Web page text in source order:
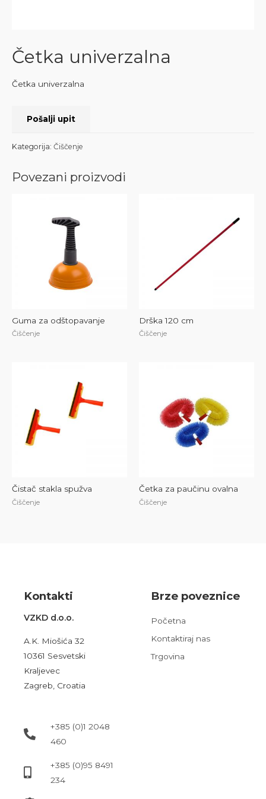
Četka univerzalna
Četka univerzalna
Pošalji upit
Kategorija: Čiščenje
Povezani proizvodi
Guma za odštopavanje
Čiščenje
Drška 120 cm
Čiščenje
Čistač stakla spužva
Čiščenje
Četka za paučinu ovalna
Čiščenje
Kontakti
VZKD d.o.o.
A.K. Miošića 32
10361 Sesvetski
Kraljevec
Zagreb, Croatia
+385 (0)1 2048
460
+385 (0)95 8491
234
Brze poveznice
Početna
Kontaktiraj nas
Trgovina